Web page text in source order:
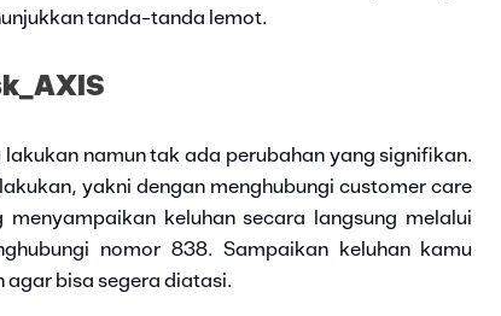
tanda-tanda lemot.
namun tak ada perubahan yang signifikan.
yakni dengan menghubungi customer care
keluhan secara langsung melalui
nomor 838. Sampaikan keluhan kamu
bisa segera diatasi.